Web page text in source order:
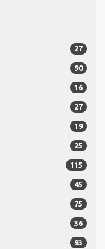
27
90
16
27
19
25
115
45
75
36
93